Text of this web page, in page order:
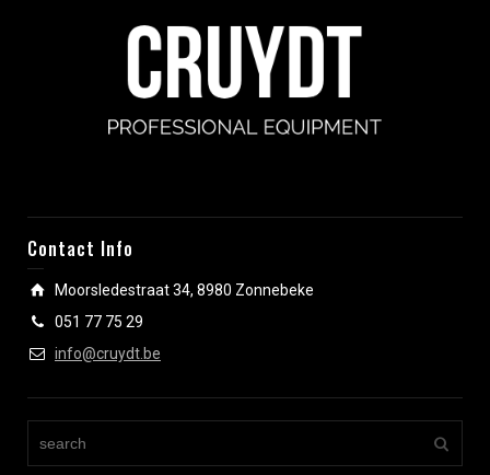
Contact Info
Moorsledestraat 34, 8980 Zonnebeke
051 77 75 29
info@cruydt.be